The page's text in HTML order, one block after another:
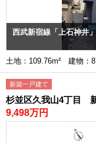
西武新宿線「上石神井
土地：109.76m² 建物
新築一戸建て
杉並区久我山4丁目
9,498万円